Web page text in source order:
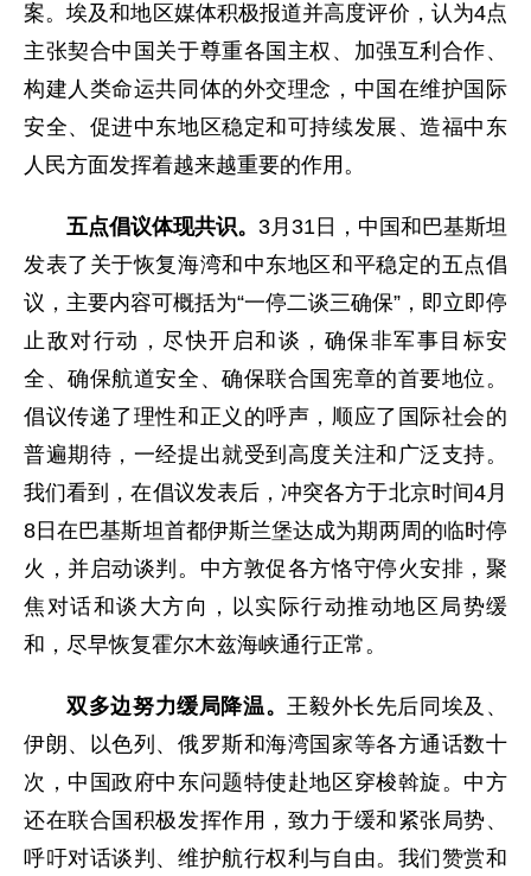
案。埃及和地区媒体积极报道并高度评价，认为4点
主张契合中国关于尊重各国主权、加强互利合作、
构建人类命运共同体的外交理念，中国在维护国际
安全、促进中东地区稳定和可持续发展、造福中东
人民方面发挥着越来越重要的作用。
五点倡议体现共识。 3月31日，中国和巴基斯坦
发表了关于恢复海湾和中东地区和平稳定的五点倡
议，主要内容可概括为“一停二谈三确保”，即立即停
止敌对行动，尽快开启和谈，确保非军事目标安
全、确保航道安全、确保联合国宪章的首要地位。
倡议传递了理性和正义的呼声，顺应了国际社会的
普遍期待，一经提出就受到高度关注和广泛支持。
我们看到，在倡议发表后，冲突各方于北京时间4月
8日在巴基斯坦首都伊斯兰堡达成为期两周的临时停
火，并启动谈判。中方敦促各方恪守停火安排，聚
焦对话和谈大方向，以实际行动推动地区局势缓
和，尽早恢复霍尔木兹海峡通行正常。
双多边努力缓局降温。王毅外长先后同埃及、
伊朗、以色列、俄罗斯和海湾国家等各方通话数十
次，中国政府中东问题特使赴地区穿梭斡旋。中方
还在联合国积极发挥作用，致力于缓和紧张局势、
呼吁对话谈判、维护航行权利与自由。我们赞赏和